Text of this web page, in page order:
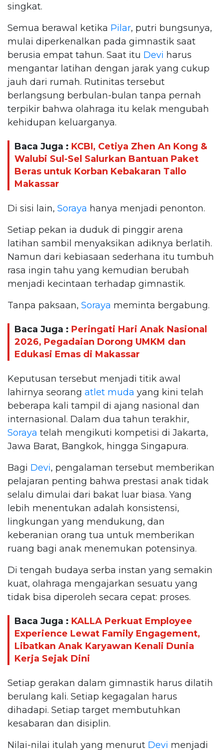
singkat.
Semua berawal ketika Pilar, putri bungsunya,
mulai diperkenalkan pada gimnastik saat
berusia empat tahun. Saat itu Devi harus
mengantar latihan dengan jarak yang cukup
jauh dari rumah. Rutinitas tersebut
berlangsung berbulan-bulan tanpa pernah
terpikir bahwa olahraga itu kelak mengubah
kehidupan keluarganya.
Baca Juga : KCBI, Cetiya Zhen An Kong &
Walubi Sul-Sel Salurkan Bantuan Paket
Beras untuk Korban Kebakaran Tallo
Makassar
Di sisi lain, Soraya hanya menjadi penonton.
Setiap pekan ia duduk di pinggir arena
latihan sambil menyaksikan adiknya berlatih.
Namun dari kebiasaan sederhana itu tumbuh
rasa ingin tahu yang kemudian berubah
menjadi kecintaan terhadap gimnastik.
Tanpa paksaan, Soraya meminta bergabung.
Baca Juga : Peringati Hari Anak Nasional
2026, Pegadaian Dorong UMKM dan
Edukasi Emas di Makassar
Keputusan tersebut menjadi titik awal
lahirnya seorang atlet muda yang kini telah
beberapa kali tampil di ajang nasional dan
internasional. Dalam dua tahun terakhir,
Soraya telah mengikuti kompetisi di Jakarta,
Jawa Barat, Bangkok, hingga Singapura.
Bagi Devi, pengalaman tersebut memberikan
pelajaran penting bahwa prestasi anak tidak
selalu dimulai dari bakat luar biasa. Yang
lebih menentukan adalah konsistensi,
lingkungan yang mendukung, dan
keberanian orang tua untuk memberikan
ruang bagi anak menemukan potensinya.
Di tengah budaya serba instan yang semakin
kuat, olahraga mengajarkan sesuatu yang
tidak bisa diperoleh secara cepat: proses.
Baca Juga : KALLA Perkuat Employee
Experience Lewat Family Engagement,
Libatkan Anak Karyawan Kenali Dunia
Kerja Sejak Dini
Setiap gerakan dalam gimnastik harus dilatih
berulang kali. Setiap kegagalan harus
dihadapi. Setiap target membutuhkan
kesabaran dan disiplin.
Nilai-nilai itulah yang menurut Devi menjadi